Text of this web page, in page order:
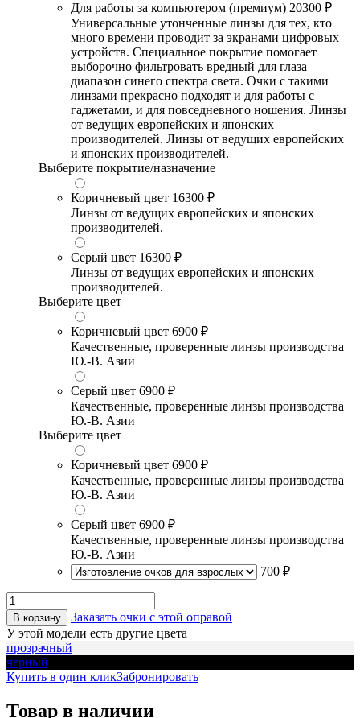
Для работы за компьютером (премиум) 20300 ₽
Универсальные утонченные линзы для тех, кто
много времени проводит за экранами цифровых
устройств. Специальное покрытие помогает
выборочно фильтровать вредный для глаза
диапазон синего спектра света. Очки с такими
линзами прекрасно подходят и для работы с
гаджетами, и для повседневного ношения. Линзы
от ведущих европейских и японских
производителей. Линзы от ведущих европейских
и японских производителей.
Выберите покрытие/назначение
Коричневый цвет 16300 ₽
Линзы от ведущих европейских и японских
производителей.
Серый цвет 16300 ₽
Линзы от ведущих европейских и японских
производителей.
Выберите цвет
Коричневый цвет 6900 ₽
Качественные, проверенные линзы производства
Ю.-В. Азии
Серый цвет 6900 ₽
Качественные, проверенные линзы производства
Ю.-В. Азии
Выберите цвет
Коричневый цвет 6900 ₽
Качественные, проверенные линзы производства
Ю.-В. Азии
Серый цвет 6900 ₽
Качественные, проверенные линзы производства
Ю.-В. Азии
700 ₽
В корзину
Заказать очки с этой оправой
У этой модели есть другие цвета
прозрачный
черный
Купить в один кликЗабронировать
Товар в наличии